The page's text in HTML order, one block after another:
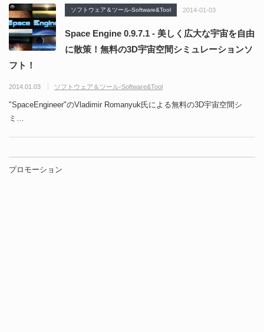
ソフトウェア＆ツール-Software&Tool 2014-01-03
Space Engine 0.9.7.1 - 美しく広大な宇宙を自由
に散策！無料の3D宇宙空間シミュレーションソ
フト！
2014.01.03 ソフトウェア＆ツール-Software&Tool
"SpaceEngineer"のVladimir Romanyuk氏による無料の3D宇宙空間シ
ミ…
プロモーション